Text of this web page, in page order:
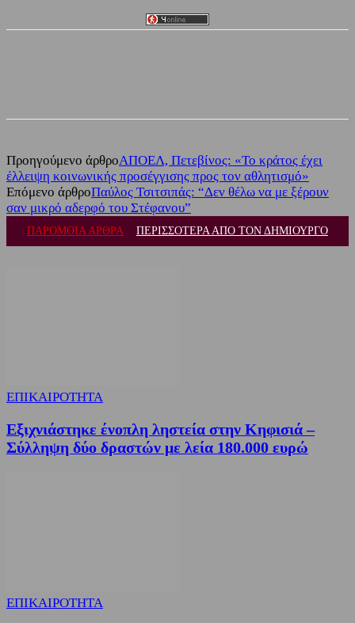
Προηγούμενο άρθροΑΠΟΕΛ, Πετεβίνος: «Το κράτος έχει
έλλειψη κοινωνικής προσέγγισης προς τον αθλητισμό»
Επόμενο άρθροΠαύλος Τσιτσιπάς: “Δεν θέλω να με ξέρουν
σαν μικρό αδερφό του Στέφανου”
ΠΑΡΟΜΟΙΑ ΑΡΘΡΑ ΠΕΡΙΣΣΟΤΕΡΑ ΑΠΟ ΤΟΝ ΔΗΜΙΟΥΡΓΟ
ΕΠΙΚΑΙΡΟΤΗΤΑ
Εξιχνιάστηκε ένοπλη ληστεία στην Κηφισιά –
Σύλληψη δύο δραστών με λεία 180.000 ευρώ
ΕΠΙΚΑΙΡΟΤΗΤΑ